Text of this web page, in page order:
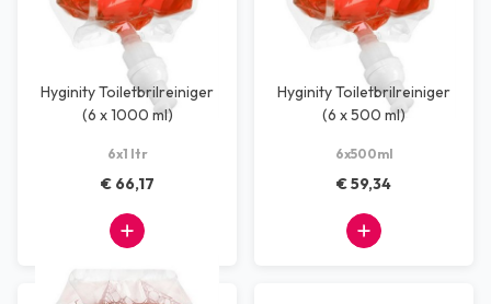
Hyginity Toiletbrilreiniger
(6 x 1000 ml)
6x1 ltr
€ 66,17
Hyginity Toiletbrilreiniger
(6 x 500 ml)
6x500ml
€ 59,34